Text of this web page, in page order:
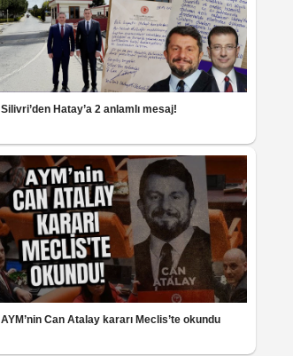
Silivri’den Hatay’a 2 anlamlı mesaj!
AYM’nin Can Atalay kararı Meclis’te okundu